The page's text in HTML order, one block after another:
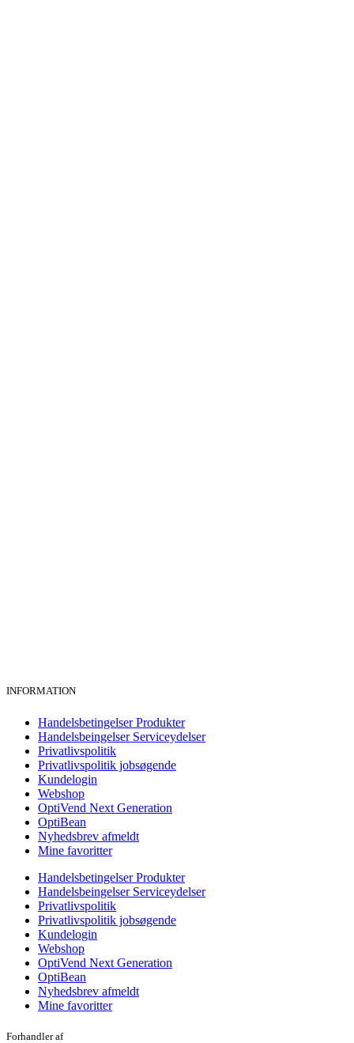
INFORMATION
Handelsbetingelser Produkter
Handelsbeingelser Serviceydelser
Privatlivspolitik
Privatlivspolitik jobsøgende
Kundelogin
Webshop
OptiVend Next Generation
OptiBean
Nyhedsbrev afmeldt
Mine favoritter
Handelsbetingelser Produkter
Handelsbeingelser Serviceydelser
Privatlivspolitik
Privatlivspolitik jobsøgende
Kundelogin
Webshop
OptiVend Next Generation
OptiBean
Nyhedsbrev afmeldt
Mine favoritter
Forhandler af